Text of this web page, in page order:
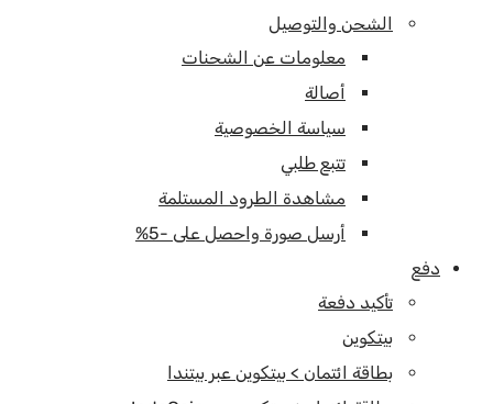
الشحن والتوصيل
معلومات عن الشحنات
أصالة
سياسة الخصوصية
تتبع طلبي
مشاهدة الطرود المستلمة
أرسل صورة واحصل على -5%
دفع
تأكيد دفعة
بيتكوين
بطاقة ائتمان > بيتكوين عبر بيتندا